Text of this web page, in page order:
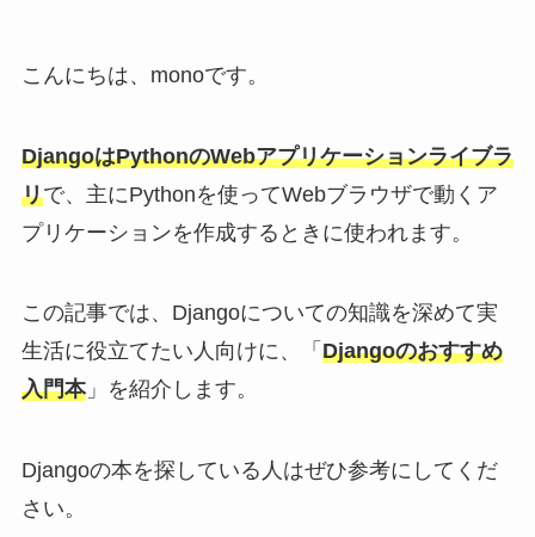
こんにちは、monoです。
DjangoはPythonのWebアプリケーションライブラ
リで、主にPythonを使ってWebブラウザで動くア
プリケーションを作成するときに使われます。
この記事では、Djangoについての知識を深めて実
生活に役立てたい人向けに、「 Djangoのおすすめ
入門本」を紹介します。
Djangoの本を探している人はぜひ参考にしてくだ
さい。